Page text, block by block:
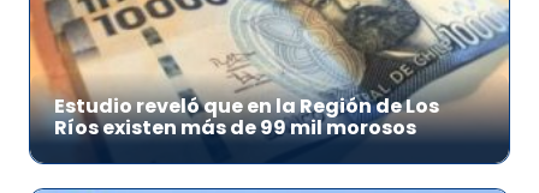
Estudio reveló que en la Región de Los
Ríos existen más de 99 mil morosos